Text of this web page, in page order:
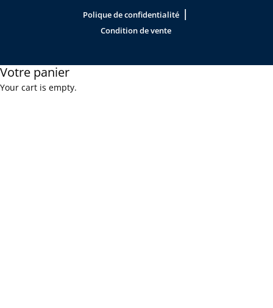
Polique de confidentialité |
Condition de vente
Votre panier
Your cart is empty.